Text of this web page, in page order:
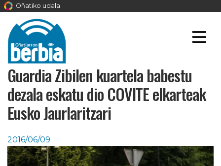
Oñatiko udala
Guardia Zibilen kuartela babestu
dezala eskatu dio COVITE elkarteak
Eusko Jaurlaritzari
2016/06/09